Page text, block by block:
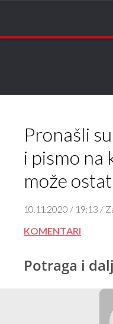
Pronašli
i pismo na
može
10.11.2020 / 19:13 /
KOMENTARI
Potraga i